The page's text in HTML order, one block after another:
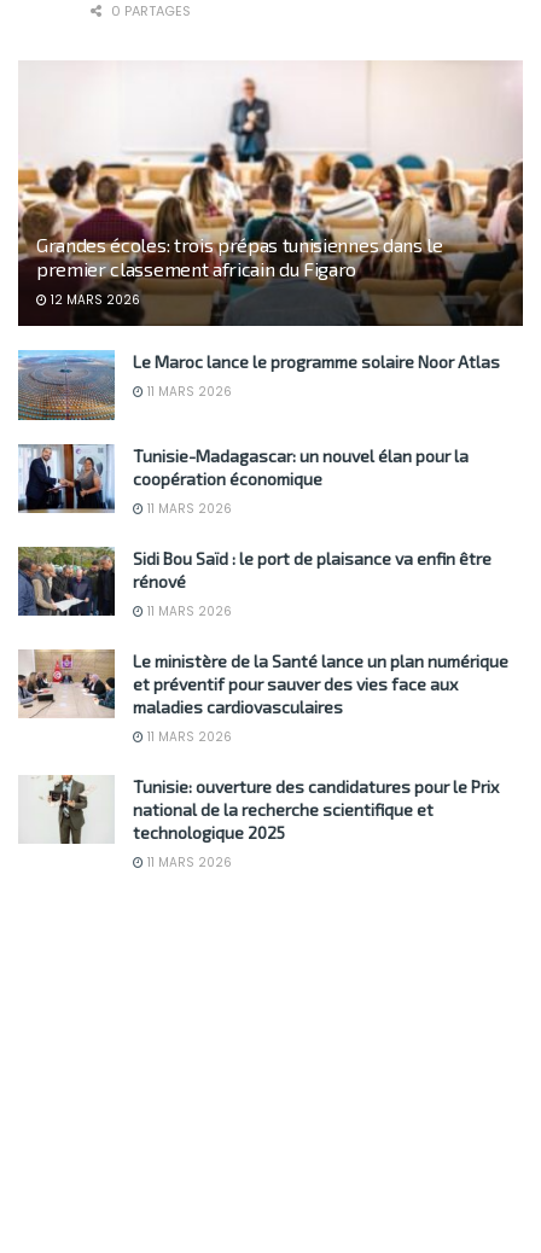
0 PARTAGES
Grandes écoles: trois prépas tunisiennes dans le
premier classement africain du Figaro
12 MARS 2026
Le Maroc lance le programme solaire Noor Atlas
11 MARS 2026
Tunisie-Madagascar: un nouvel élan pour la
coopération économique
11 MARS 2026
Sidi Bou Saïd : le port de plaisance va enfin être
rénové
11 MARS 2026
Le ministère de la Santé lance un plan numérique
et préventif pour sauver des vies face aux
maladies cardiovasculaires
11 MARS 2026
Tunisie: ouverture des candidatures pour le Prix
national de la recherche scientifique et
technologique 2025
11 MARS 2026